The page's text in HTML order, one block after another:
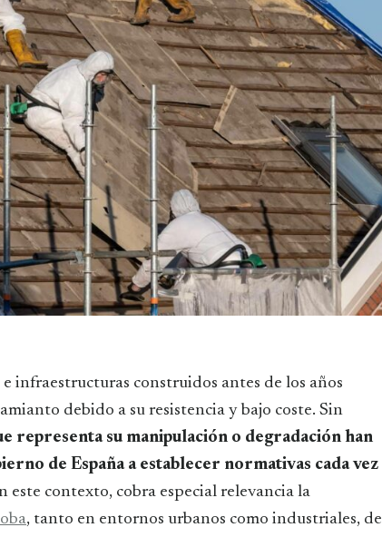
debido a su resistencia y bajo coste. Sin
representa su manipulación o degradación han
de España a establecer normativas cada vez
este contexto, cobra especial relevancia la
, tanto en entornos urbanos como industriales, de